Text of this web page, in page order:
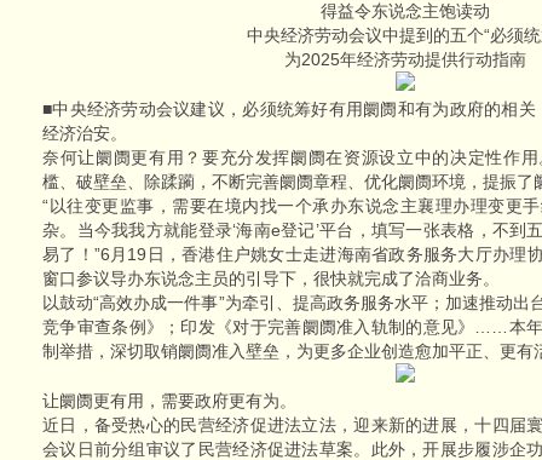
得益令东说念主饱读动
中央经济劳动会议中提到的五个“必须统
为2025年经济劳动提供行动指南
■中央经济劳动会议建议，必须统筹好有用阛阓和有为政府的相关
经济治安。
奈何让阛阓更有用？要充分发挥阛阓在资源设立中的决定性作
槛、破壁垒、除蹂躏，不断完善阛阓章程、优化阛阓环境，提振了
“以往变更监事，需要在境内找一个承办东说念主襄理办理变更
杂。当今我我方就能登录‘海南e登记’平台，填写一张表格，不到
易了！”6月19日，香港住户姚女士走进海南省政务服务大厅办理
窗口参议导办东说念主员的引导下，很快就完成了洽商业务。
以鼓动“高效办成一件事”为牵引、提高政务服务水平；加速推动出
竞争审查条例》；印发《对于完善阛阓准入轨制的意见》……本
制举措，深切取销阛阓准入壁垒，为更多企业创造愈加平正、更有
让阛阓更有用，需要政府更有为。
近日，备受热心的民营经济促进法立法，迎来新的进展，十四届
会议日前分组审议了民营经济促进法草案。此外，开展步履涉企